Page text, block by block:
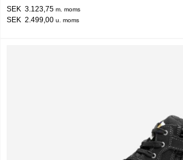
SEK 3.123,75 m. moms
SEK 2.499,00 u. moms